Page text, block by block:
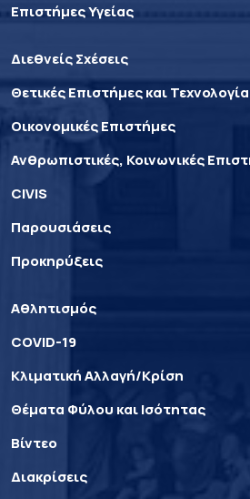
Επιστήμες Υγείας
Διεθνείς Σχέσεις
Θετικές Επιστήμες και Τεχνολογία
Οικονομικές Επιστήμες
Ανθρωπιστικές, Κοινωνικές
CIVIS
Παρουσιάσεις
Προκηρύξεις
Αθλητισμός
COVID-19
Κλιματική Αλλαγή/Κρίση
Θέματα Φύλου και Ισότητας
Βίντεο
Διακρίσεις